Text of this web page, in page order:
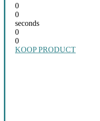
0
0
seconds
0
0
KOOP PRODUCT